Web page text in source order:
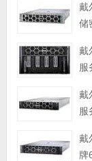
戴
储
戴
服
戴
服
戴
牌